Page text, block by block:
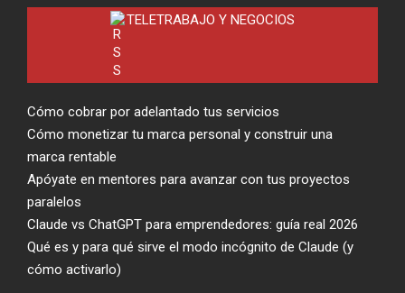
TELETRABAJO Y NEGOCIOS
Cómo cobrar por adelantado tus servicios
Cómo monetizar tu marca personal y construir una
marca rentable
Apóyate en mentores para avanzar con tus proyectos
paralelos
Claude vs ChatGPT para emprendedores: guía real 2026
Qué es y para qué sirve el modo incógnito de Claude (y
cómo activarlo)